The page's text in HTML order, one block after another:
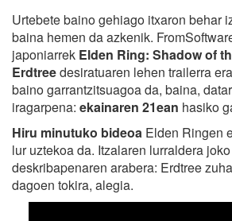
Urtebete baino gehiago itxaron behar
baina hemen da azkenik.
japoniarrek Elden Ring: Shadow of
Erdtreedesiratuaren lehen trailerra
baino garrantzitsuagoa da, baina,
iragarpena: ekainaren 21ean hasiko
Hiru minutuko bideoa Elden Ringen
lur uztekoa da. Itzalaren lurraldera
deskribapenaren arabera: Erdtree
dagoen tokira, alegia.